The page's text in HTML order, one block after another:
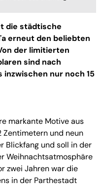
die städtische
erneut den beliebten
der limitierten
sind nach
nur noch 15
markante Motive aus
Zentimetern und neun
Blickfang und soll in der
Weihnachtsatmosphäre
zwei Jahren war die
in der Parthestadt